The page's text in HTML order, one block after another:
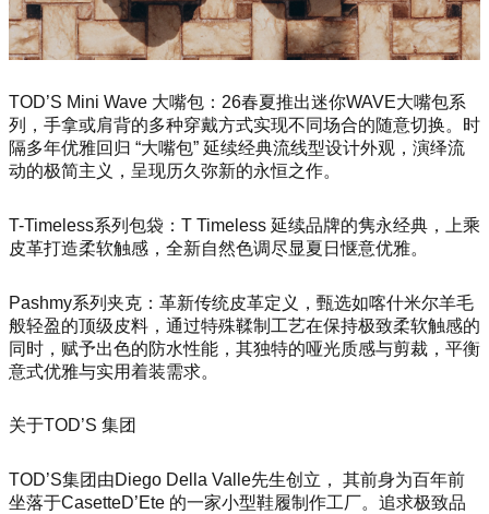
TOD’S Mini Wave 大嘴包：26春夏推出迷你WAVE大嘴包系
列，手拿或肩背的多种穿戴方式实现不同场合的随意切换。时
隔多年优雅回归 “大嘴包” 延续经典流线型设计外观，演绎流
动的极简主义，呈现历久弥新的永恒之作。
T-Timeless系列包袋：T Timeless 延续品牌的隽永经典，上乘
皮革打造柔软触感，全新自然色调尽显夏日惬意优雅。
Pashmy系列夹克：革新传统皮革定义，甄选如喀什米尔羊毛
般轻盈的顶级皮料，通过特殊鞣制工艺在保持极致柔软触感的
同时，赋予出色的防水性能，其独特的哑光质感与剪裁，平衡
意式优雅与实用着装需求。
关于TOD’S 集团
TOD’S集团由Diego Della Valle先生创立， 其前身为百年前
坐落于CasetteD’Ete 的一家小型鞋履制作工厂。追求极致品